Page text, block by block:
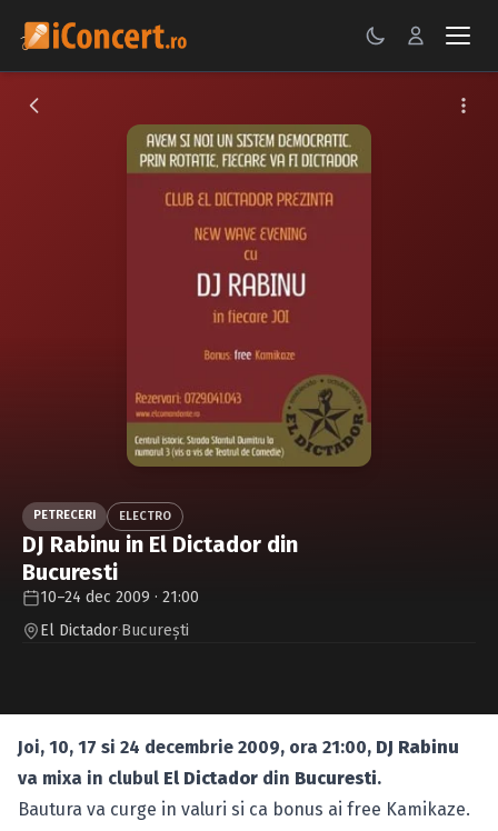
CONCERTE
Caută în site...
PETRECERI ELECTRO
DJ Rabinu in El Dictador din
Bucuresti
10–24 dec 2009 · 21:00
El Dictador·Bucureşti
Joi, 10, 17 si 24 decembrie 2009, ora 21:00, DJ Rabinu
va mixa in clubul El Dictador din Bucuresti.
Bautura va curge in valuri si ca bonus ai free Kamikaze.